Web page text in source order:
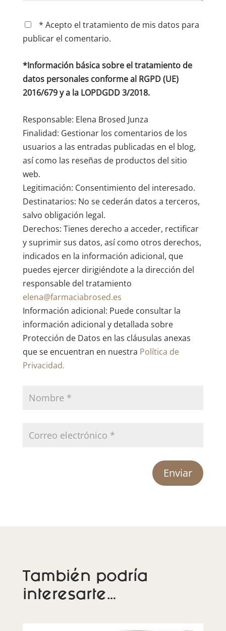
* Acepto el tratamiento de mis datos para
publicar el comentario.
*Información básica sobre el tratamiento de
datos personales conforme al RGPD (UE)
2016/679 y a la LOPDGDD 3/2018.
Responsable: Elena Brosed Junza
Finalidad: Gestionar los comentarios de los
usuarios a las entradas publicadas en el blog,
así como las reseñas de productos del sitio
web.
Legitimación: Consentimiento del interesado.
Destinatarios: No se cederán datos a terceros,
salvo obligación legal.
Derechos: Tienes derecho a acceder, rectificar
y suprimir sus datos, así como otros derechos,
indicados en la información adicional, que
puedes ejercer dirigiéndote a la dirección del
responsable del tratamiento
elena@farmaciabrosed.es
Información adicional: Puede consultar la
información adicional y detallada sobre
Protección de Datos en las cláusulas anexas
que se encuentran en nuestra Política de
Privacidad.
Enviar
También podría
interesarte…